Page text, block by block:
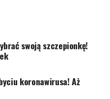
swoją szczepionkę!
koronawirusa! Aż